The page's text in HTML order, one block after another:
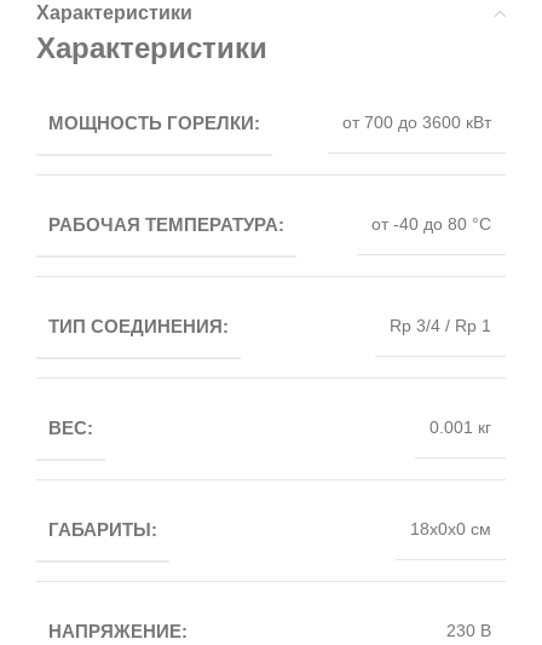
Характеристики
Характеристики
МОЩНОСТЬ ГОРЕЛКИ: от 700 до 3600 кВт
РАБОЧАЯ ТЕМПЕРАТУРА: от -40 до 80 °C
ТИП СОЕДИНЕНИЯ: Rp 3/4 / Rp 1
ВЕС: 0.001 кг
ГАБАРИТЫ: 18x0x0 см
НАПРЯЖЕНИЕ: 230 В